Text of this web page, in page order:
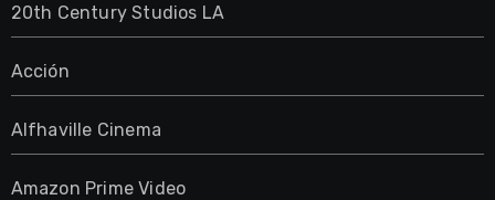
20th Century Studios LA
Acción
Alfhaville Cinema
Amazon Prime Video